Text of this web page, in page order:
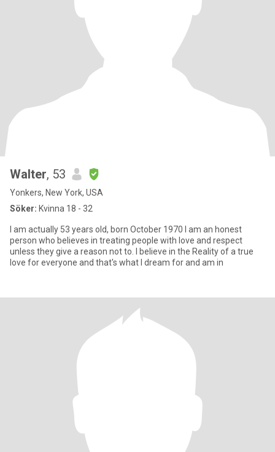
Walter, 53
Yonkers, New York, USA
Söker: Kvinna 18 - 32
I am actually 53 years old, born October 1970 I am an honest
person who believes in treating people with love and respect
unless they give a reason not to. I believe in the Reality of a true
love for everyone and that's what I dream for and am in